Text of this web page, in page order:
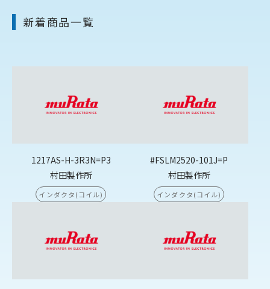
新着商品一覧
1217AS-H-3R3N=P3
村田製作所
インダクタ(コイル)
#FSLM2520-101J=P
村田製作所
インダクタ(コイル)